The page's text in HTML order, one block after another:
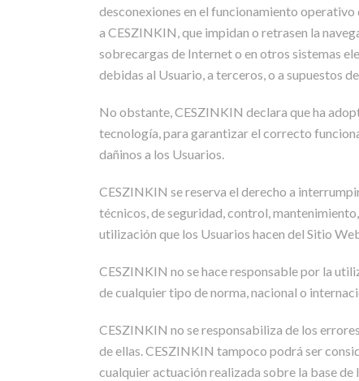
desconexiones en el funcionamiento
a CESZINKIN, que impidan o retrasen la
sobrecargas de Internet o en otros sistemas
debidas al Usuario, a terceros, o a supuestos
No obstante, CESZINKIN declara que ha
tecnología, para garantizar el correcto
dañinos a los Usuarios.
CESZINKIN se reserva el derecho a
técnicos, de seguridad, control,
utilización que los Usuarios hacen del Sitio
CESZINKIN no se hace responsable por la
de cualquier tipo de norma, nacional o
CESZINKIN no se responsabiliza de los
de ellas. CESZINKIN tampoco podrá ser
cualquier actuación realizada sobre la base